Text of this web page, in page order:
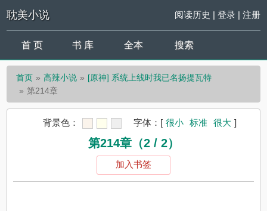
耽美小说 阅读历史 | 登录| 注册
首 页 书 库 全本 搜索
首页 高辣小说
[原神] 系统上线时我已名扬提瓦特
第214章
背景色： 字体： [ 很小 标准 很大 ]
第214章（2 / 2）
加入书签